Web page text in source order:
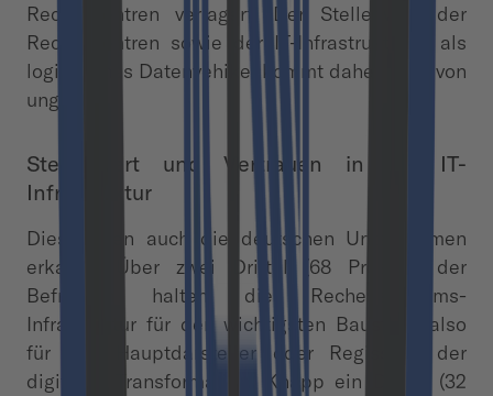
Rechenzentren verlagert. Der Stellenwert der
Rechenzentren sowie der IT-Infrastrukturen als
logistisches Datenvehikel kommt daher nicht von
ungefähr.
Stellenwert und Vertrauen in die IT-
Infrastruktur
Dies haben auch die deutschen Unternehmen
erkannt. Über zwei Drittel (68 Prozent) der
Befragten halten die Rechenzentrums-
Infrastruktur für den wichtigsten Baustein, also
für den Hauptdarsteller oder Regisseur, der
digitalen Transformation. Knapp ein Drittel (32